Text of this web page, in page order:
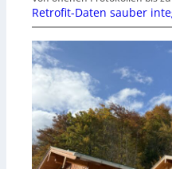
Retrofit-Daten sauber